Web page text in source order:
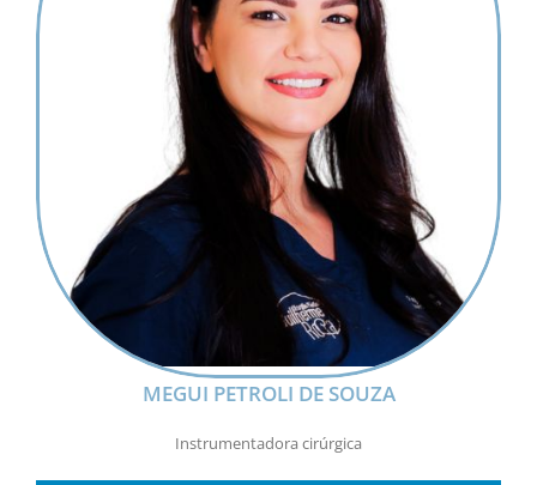
MEGUI PETROLI DE SOUZA
Instrumentadora cirúrgica